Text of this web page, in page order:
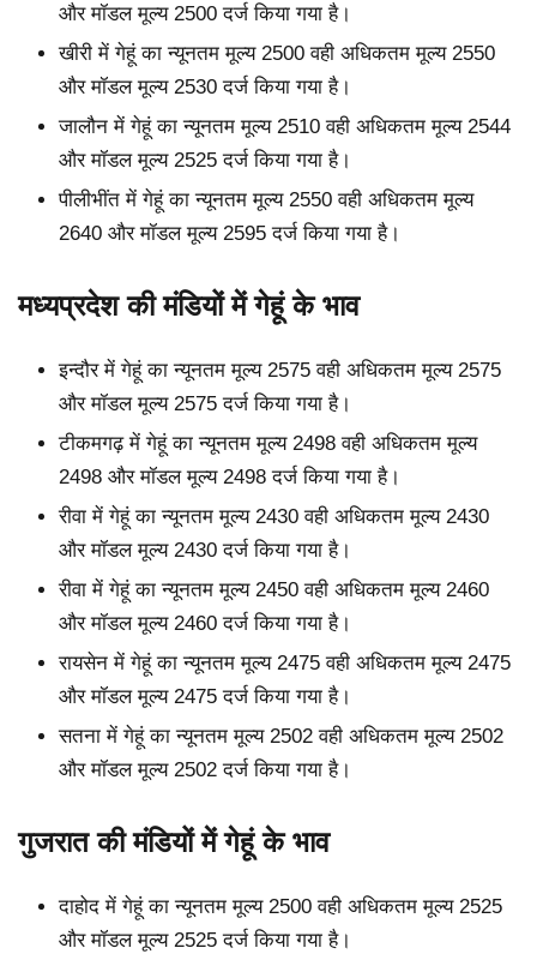
और मॉडल मूल्य 2500 दर्ज किया गया है।
खीरी में गेहूं का न्यूनतम मूल्य 2500 वही अधिकतम मूल्य 2550
और मॉडल मूल्य 2530 दर्ज किया गया है।
जालौन में गेहूं का न्यूनतम मूल्य 2510 वही अधिकतम मूल्य 2544
और मॉडल मूल्य 2525 दर्ज किया गया है।
पीलीभींत में गेहूं का न्यूनतम मूल्य 2550 वही अधिकतम मूल्य
2640 और मॉडल मूल्य 2595 दर्ज किया गया है।
मध्यप्रदेश की मंडियों में गेहूं के भाव
इन्दौर में गेहूं का न्यूनतम मूल्य 2575 वही अधिकतम मूल्य 2575
और मॉडल मूल्य 2575 दर्ज किया गया है।
टीकमगढ़ में गेहूं का न्यूनतम मूल्य 2498 वही अधिकतम मूल्य
2498 और मॉडल मूल्य 2498 दर्ज किया गया है।
रीवा में गेहूं का न्यूनतम मूल्य 2430 वही अधिकतम मूल्य 2430
और मॉडल मूल्य 2430 दर्ज किया गया है।
रीवा में गेहूं का न्यूनतम मूल्य 2450 वही अधिकतम मूल्य 2460
और मॉडल मूल्य 2460 दर्ज किया गया है।
रायसेन में गेहूं का न्यूनतम मूल्य 2475 वही अधिकतम मूल्य 2475
और मॉडल मूल्य 2475 दर्ज किया गया है।
सतना में गेहूं का न्यूनतम मूल्य 2502 वही अधिकतम मूल्य 2502
और मॉडल मूल्य 2502 दर्ज किया गया है।
गुजरात की मंडियों में गेहूं के भाव
दाहोद में गेहूं का न्यूनतम मूल्य 2500 वही अधिकतम मूल्य 2525
और मॉडल मूल्य 2525 दर्ज किया गया है।